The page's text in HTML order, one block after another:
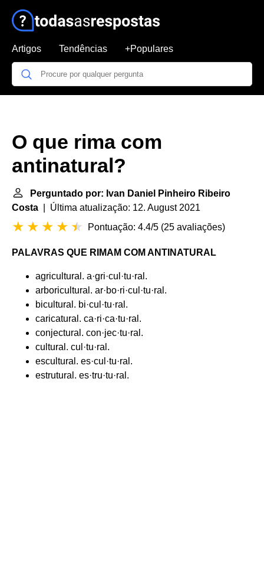
Artigos Tendências +Populares
O que rima com
antinatural?
Perguntado por: Ivan Daniel Pinheiro Ribeiro
Costa | Última atualização: 12. August 2021
Pontuação: 4.4/5 (25 avaliações)
PALAVRAS QUE RIMAM COM ANTINATURAL
agricultural. a·gri·cul·tu·ral.
arboricultural. ar·bo·ri·cul·tu·ral.
bicultural. bi·cul·tu·ral.
caricatural. ca·ri·ca·tu·ral.
conjectural. con·jec·tu·ral.
cultural. cul·tu·ral.
escultural. es·cul·tu·ral.
estrutural. es·tru·tu·ral.